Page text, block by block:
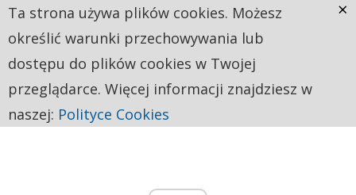
Ta strona używa plików cookies. Możesz
określić warunki przechowywania lub
dostępu do plików cookies w Twojej
przeglądarce. Więcej informacji znajdziesz w
naszej: Polityce Cookies
×